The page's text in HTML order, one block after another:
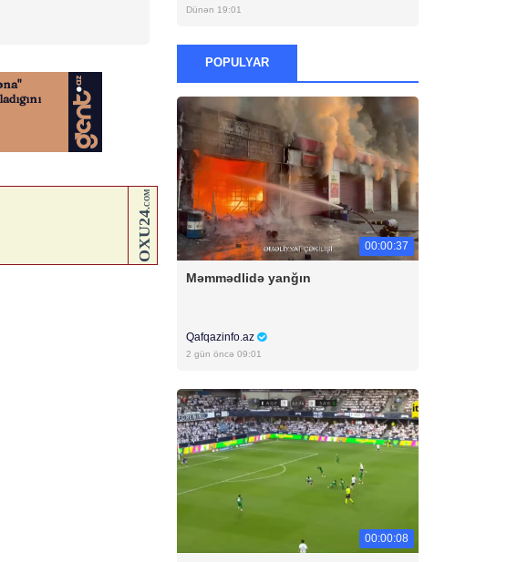
Dünən 19:01
POPULYAR
00:00:37
Məmmədlidə yanğın
Qafqazinfo.az
2 gün öncə 09:01
00:00:08